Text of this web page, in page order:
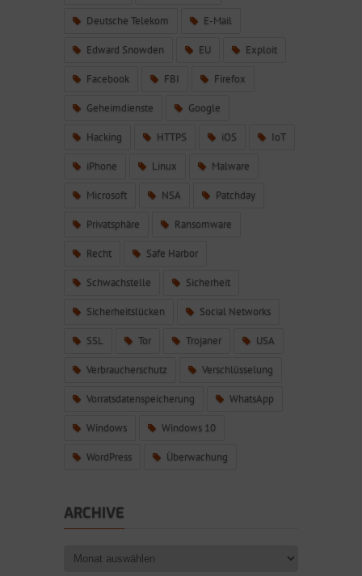
Deutsche Telekom E-Mail
Edward Snowden EU Exploit
Facebook FBI Firefox
Geheimdienste Google
Hacking HTTPS iOS IoT
iPhone Linux Malware
Microsoft NSA Patchday
Privatsphäre Ransomware
Recht Safe Harbor
Schwachstelle Sicherheit
Sicherheitslücken Social Networks
SSL Tor Trojaner USA
Verbraucherschutz Verschlüsselung
Vorratsdatenspeicherung WhatsApp
Windows Windows 10
WordPress Überwachung
ARCHIVE